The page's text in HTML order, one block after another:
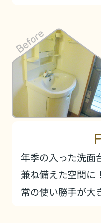
年季の入った洗面
兼ね備えた空間に
常の使い勝手が大